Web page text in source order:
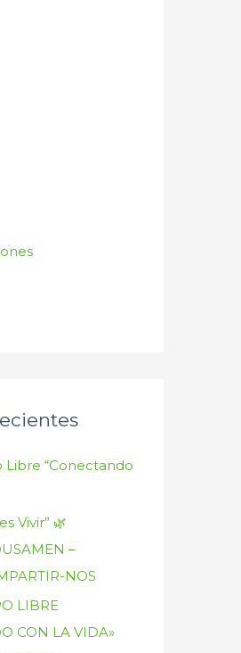
Libre “Conectando
Vivir” 🌿
–
NOS
LIBRE
CON LA VIDA»